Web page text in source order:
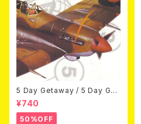
5 Day Getaway / 5 Day Get
away (CDEP)
¥740
50%OFF